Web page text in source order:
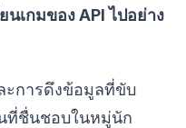
นเกมของ API ไปอย่าง
การดึงข้อมูลที่ขับ
ที่ชื่นชอบในหมู่นัก